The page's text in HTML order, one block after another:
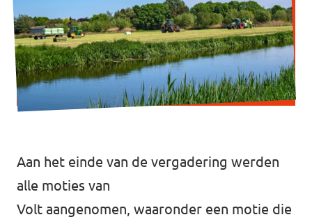
Volt Woerden
Volt Zeist
Aan het einde van de vergadering werden
alle moties van
Volt aangenomen, waaronder een motie die